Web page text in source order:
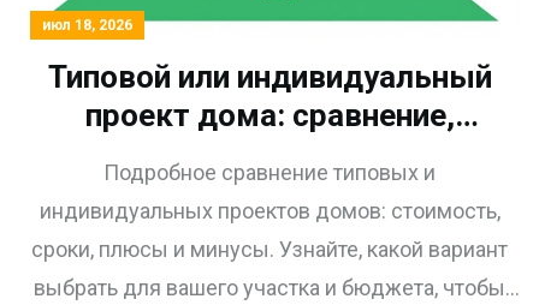
июл 18, 2026
Типовой или индивидуальный
проект дома: сравнение,
цены и советы по выбору
Подробное сравнение типовых и
индивидуальных проектов домов: стоимость,
сроки, плюсы и минусы. Узнайте, какой вариант
выбрать для вашего участка и бюджета, чтобы